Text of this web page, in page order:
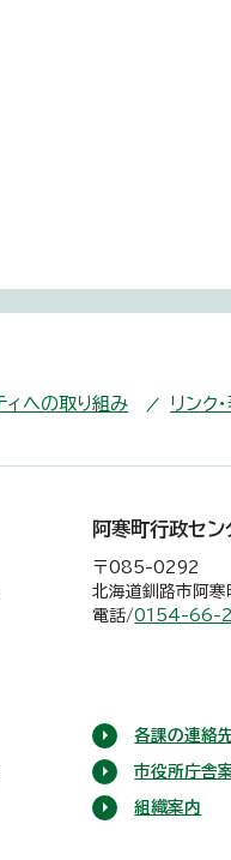
ィへの取り組み リンク
阿寒町行政セン
〒085-0292
北海道釧路市阿
電話/0154-66-
各課の連絡
市役所庁舎
組織案内